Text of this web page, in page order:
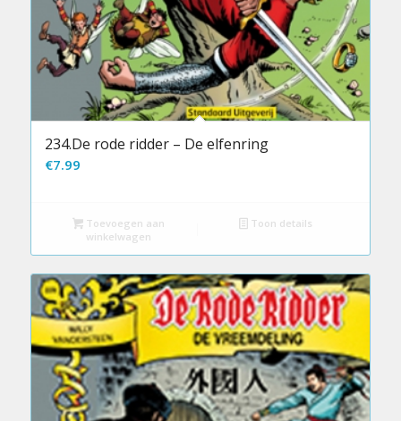
234.De rode ridder – De elfenring
€7.99
Toevoegen aan
winkelwagen
Toon details